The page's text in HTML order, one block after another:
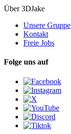
Über 3DJake
Unsere Gruppe
Kontakt
Freie Jobs
Folge uns auf